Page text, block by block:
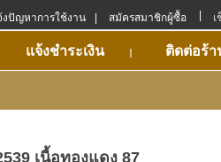
สมัครสมาชิกผู้ซื้อ
งปัญหาการใช้งาน
แจ้งชำระเงิน ติดต่อร้า
เนื้อทองแดง 87